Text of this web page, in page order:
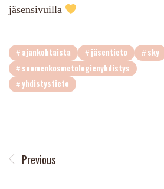
jäsensivuilla
ajankohtaista jäsentieto
sky
suomenkosmetologienyhdistys
yhdistystieto
Previous